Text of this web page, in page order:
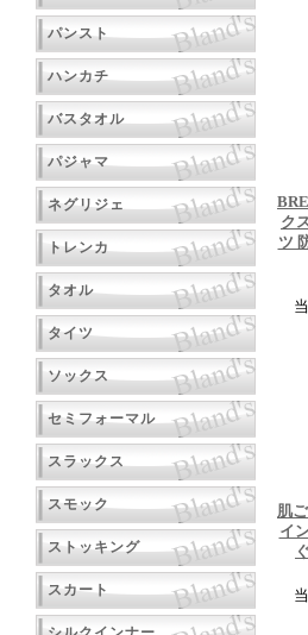
パンスト
ハンカチ
バスタオル
パジャマ
ネグリジェ
トレンカ
タオル
タイツ
ソックス
セミフォーマル
スラックス
スモック
ストッキング
スカート
ク
ツ
肌
イ